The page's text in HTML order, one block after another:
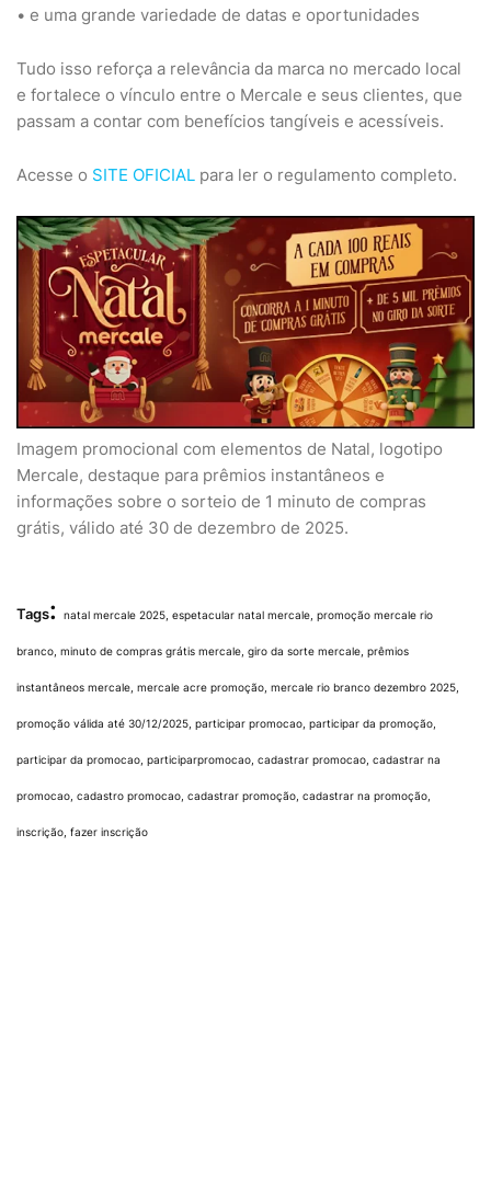
• e uma grande variedade de datas e oportunidades
Tudo isso reforça a relevância da marca no mercado local
e fortalece o vínculo entre o Mercale e seus clientes, que
passam a contar com benefícios tangíveis e acessíveis.
Acesse o SITE OFICIAL para ler o regulamento completo.
Imagem promocional com elementos de Natal, logotipo
Mercale, destaque para prêmios instantâneos e
informações sobre o sorteio de 1 minuto de compras
grátis, válido até 30 de dezembro de 2025.
Tags: natal mercale 2025, espetacular natal mercale, promoção mercale rio
branco, minuto de compras grátis mercale, giro da sorte mercale, prêmios
instantâneos mercale, mercale acre promoção, mercale rio branco dezembro 2025,
promoção válida até 30/12/2025, participar promocao, participar da promoção,
participar da promocao, participarpromocao, cadastrar promocao, cadastrar na
promocao, cadastro promocao, cadastrar promoção, cadastrar na promoção,
inscrição, fazer inscrição